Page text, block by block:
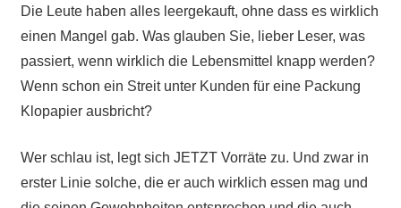
Die Leute haben alles leergekauft, ohne dass es wirklich
einen Mangel gab. Was glauben Sie, lieber Leser, was
passiert, wenn wirklich die Lebensmittel knapp werden?
Wenn schon ein Streit unter Kunden für eine Packung
Klopapier ausbricht?
Wer schlau ist, legt sich JETZT Vorräte zu. Und zwar in
erster Linie solche, die er auch wirklich essen mag und